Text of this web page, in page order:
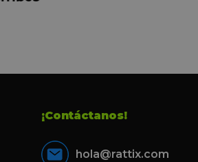
Carolina ha sido siempre
¡Contáctanos!
hola@rattix.com